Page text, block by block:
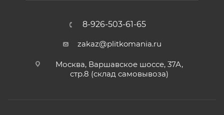
8-926-503-61-65
zakaz@plitkomania.ru
Москва, Варшавское шоссе, 37А,
стр.8 (склад самовывоза)